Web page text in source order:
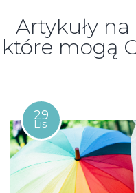
Artykuły
które mogą
29
Lis